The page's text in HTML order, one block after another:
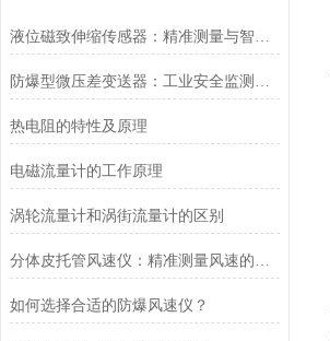
液位磁致伸缩传感器：精准测量与智能应用
防爆型微压差变送器：工业安全监测的坚实后盾
热电阻的特性及原理
电磁流量计的工作原理
涡轮流量计和涡街流量计的区别
分体皮托管风速仪：精准测量风速的可靠利器
如何选择合适的防爆风速仪？